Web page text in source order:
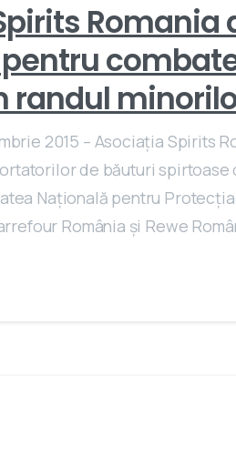
Romania
randul
2015 – Asociația Spirits
de băuturi spirtoase
Națională pentru
România și Rewe